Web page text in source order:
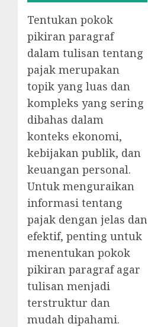
Tentukan pokok
pikiran paragraf
dalam tulisan tentang
pajak merupakan
topik yang luas dan
kompleks yang sering
dibahas dalam
konteks ekonomi,
kebijakan publik, dan
keuangan personal.
Untuk menguraikan
informasi tentang
pajak dengan jelas dan
efektif, penting untuk
menentukan pokok
pikiran paragraf agar
tulisan menjadi
terstruktur dan
mudah dipahami.